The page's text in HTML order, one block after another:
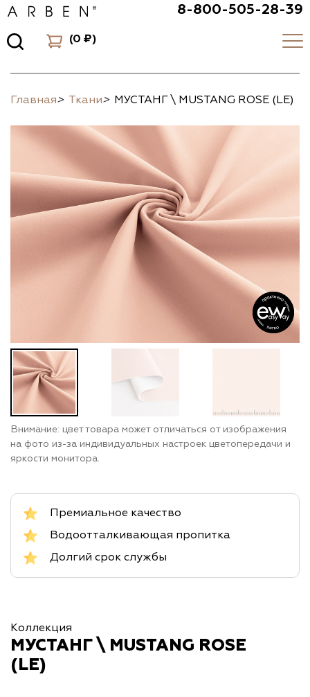
8-800-505-28-39
(0 ₽)
Главная> Ткани> МУСТАНГ \ MUSTANG ROSE (LE)
Внимание: цвет товара может отличаться от изображения
на фото из-за индивидуальных настроек цветопередачи и
яркости монитора.
Премиальное качество
Водоотталкивающая пропитка
Долгий срок службы
Коллекция
МУСТАНГ \ MUSTANG ROSE
(LE)